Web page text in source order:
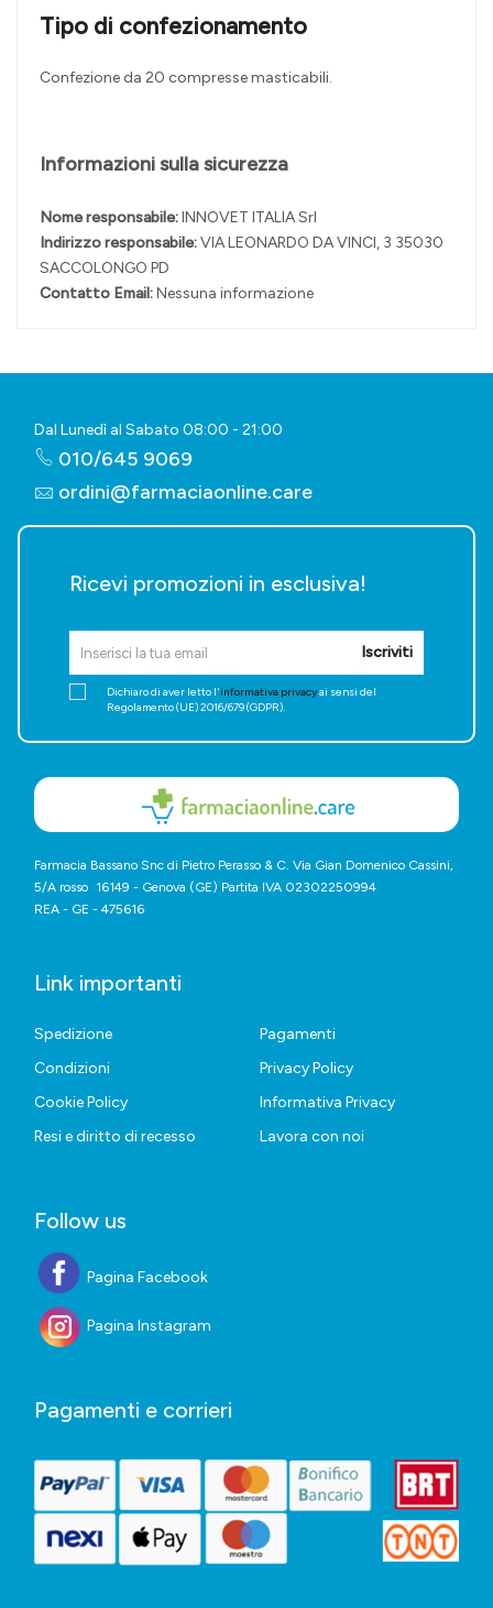
Tipo di confezionamento
Confezione da 20 compresse masticabili.
Informazioni sulla sicurezza
Nome responsabile:INNOVET ITALIA Srl
Indirizzo responsabile:VIA LEONARDO DA VINCI, 3 35030
SACCOLONGO PD
Contatto Email:Nessuna informazione
Dal Lunedì al Sabato 08:00 - 21:00
010/645 9069
ordini@farmaciaonline.care
Ricevi promozioni in esclusiva!
Iscriviti
Dichiaro di aver letto l'informativa privacyai sensi del
Regolamento (UE) 2016/679 (GDPR).
Farmacia Bassano Snc di Pietro Perasso & C. Via Gian Domenico Cassini,
5/A rosso 16149 - Genova (GE) Partita IVA 02302250994
REA - GE - 475616
Link importanti
Spedizione
Pagamenti
Condizioni
Privacy Policy
Cookie Policy
Informativa Privacy
Resi e diritto di recesso
Lavora con noi
Follow us
Pagina Facebook
Pagina Instagram
Pagamenti e corrieri